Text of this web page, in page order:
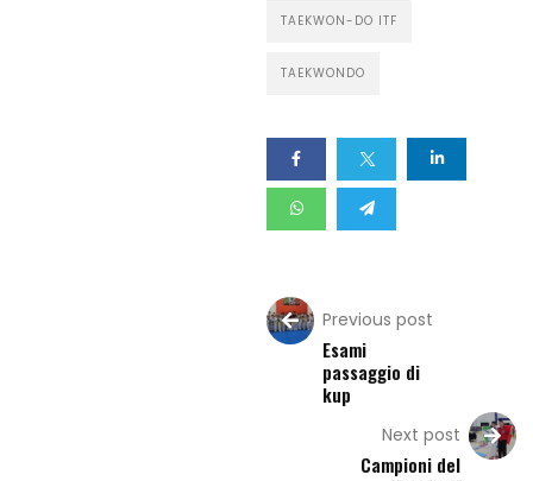
Home
Princìpi
del
Taekwon-
Alimentazione
TAEKWON-DO ITF
TAEKWONDO
Previous post
Esami
passaggio di
kup
Next post
Campioni del